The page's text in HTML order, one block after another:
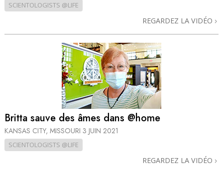
SCIENTOLOGISTS @LIFE
REGARDEZ LA VIDÉO
Britta sauve des âmes dans @home
KANSAS CITY, MISSOURI 3 JUIN 2021
SCIENTOLOGISTS @LIFE
REGARDEZ LA VIDÉO